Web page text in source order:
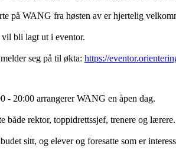
på WANG fra høsten av er hjertelig
bli lagt ut i eventor.
seg på til økta: https://
- 20:00 arrangerer WANG en åpen dag.
både rektor, toppidrettssjef, trenere og lærere.
sitt, og elever og foresatte som er